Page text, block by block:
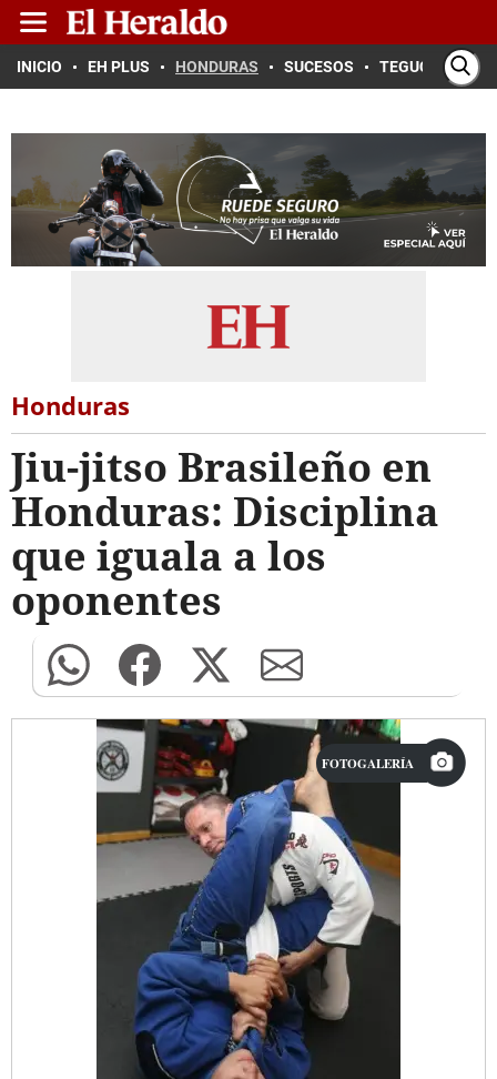
INICIO EH PLUS HONDURAS SUCESOS TEGUCIGALPA
Honduras
Jiu-jitso Brasileño en
Honduras: Disciplina
que iguala a los
oponentes
FOTOGALERÍA